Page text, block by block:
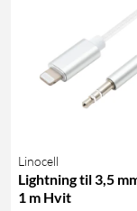
Linocell
Lightning til 3,5
1 m Hvit